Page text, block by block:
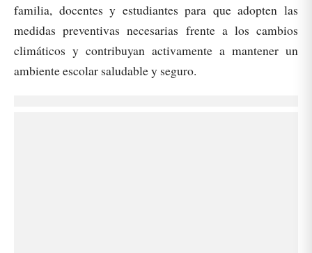
familia, docentes y estudiantes para que adopten las
medidas preventivas necesarias frente a los cambios
climáticos y contribuyan activamente a mantener un
ambiente escolar saludable y seguro.